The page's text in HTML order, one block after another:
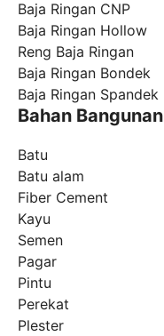
Baja Ringan CNP
Baja Ringan Hollow
Reng Baja Ringan
Baja Ringan Bondek
Baja Ringan Spandek
Bahan Bangunan
Batu
Batu alam
Fiber Cement
Kayu
Semen
Pagar
Pintu
Perekat
Plester